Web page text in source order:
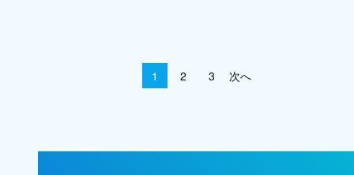
1 2 3 次へ